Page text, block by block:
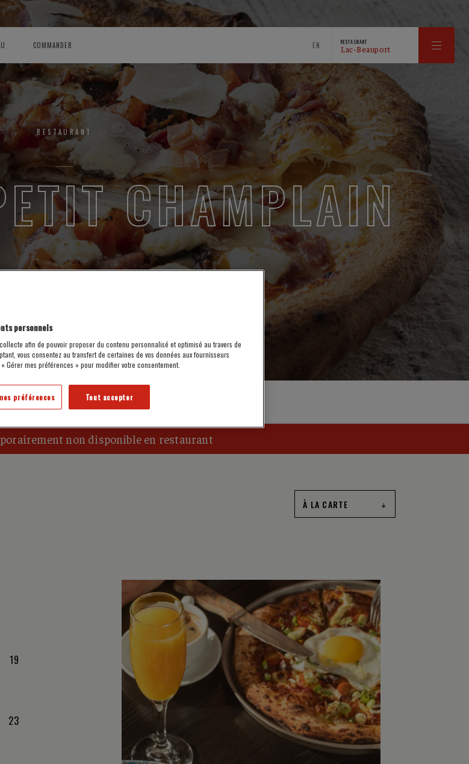
COMMANDER EN RESTAURANT
Lac-Beauport
RESTAURANT
CHAMPLAIN
du Marché-Champlain Québec, QC G1K 4H3
De 8 h à 22 h, 7 jours sur 7
MENUS BIÈRES
non disponible en restaurant
19
23
personnels
afin de pouvoir proposer du contenu personnalisé et optimisé au travers de
vous consentez au transfert de certaines de vos données aux fournisseurs
Gérer mes préférences » pour modifier votre consentement.
Tout accepter
préférences